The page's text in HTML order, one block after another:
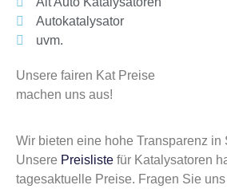
Autokatalysator
uvm.
Unsere fairen Kat Preise
machen uns aus!
Wir bieten eine hohe Transparenz in
Unsere Preisliste für Katalysatoren
tagesaktuelle Preise. Fragen Sie